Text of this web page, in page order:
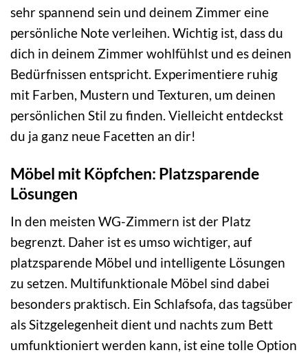
sehr spannend sein und deinem Zimmer eine
persönliche Note verleihen. Wichtig ist, dass du
dich in deinem Zimmer wohlfühlst und es deinen
Bedürfnissen entspricht. Experimentiere ruhig
mit Farben, Mustern und Texturen, um deinen
persönlichen Stil zu finden. Vielleicht entdeckst
du ja ganz neue Facetten an dir!
Möbel mit Köpfchen: Platzsparende
Lösungen
In den meisten WG-Zimmern ist der Platz
begrenzt. Daher ist es umso wichtiger, auf
platzsparende Möbel und intelligente Lösungen
zu setzen. Multifunktionale Möbel sind dabei
besonders praktisch. Ein Schlafsofa, das tagsüber
als Sitzgelegenheit dient und nachts zum Bett
umfunktioniert werden kann, ist eine tolle Option